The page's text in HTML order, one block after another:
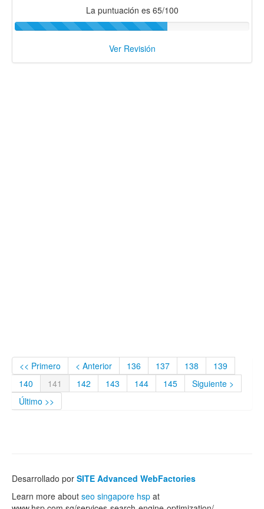
La puntuación es 65/100
Ver Revisión
<< Primero < Anterior 136 137 138
139
140
141 142 143 144 145
Siguiente >
Último >>
Desarrollado por SITE Advanced WebFactories
Learn more about seo singapore hsp at